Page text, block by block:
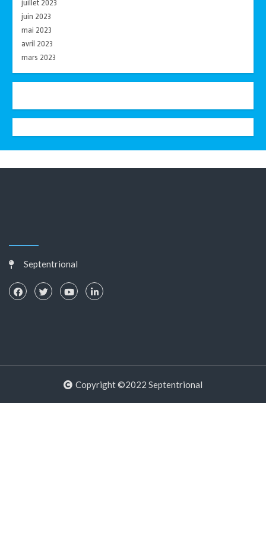
juillet 2023
juin 2023
mai 2023
avril 2023
mars 2023
Septentrional
Copyright ©2022 Septentrional